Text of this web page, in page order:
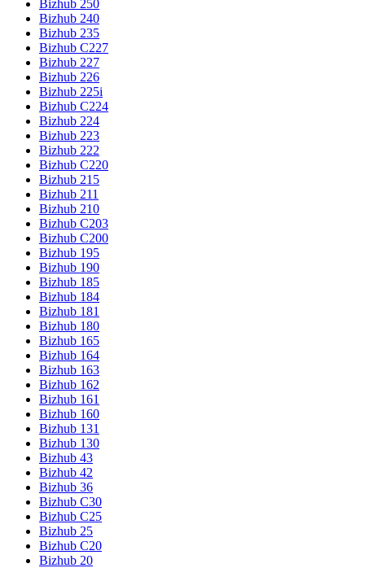
Bizhub 250
Bizhub 240
Bizhub 235
Bizhub C227
Bizhub 227
Bizhub 226
Bizhub 225i
Bizhub C224
Bizhub 224
Bizhub 223
Bizhub 222
Bizhub C220
Bizhub 215
Bizhub 211
Bizhub 210
Bizhub C203
Bizhub C200
Bizhub 195
Bizhub 190
Bizhub 185
Bizhub 184
Bizhub 181
Bizhub 180
Bizhub 165
Bizhub 164
Bizhub 163
Bizhub 162
Bizhub 161
Bizhub 160
Bizhub 131
Bizhub 130
Bizhub 43
Bizhub 42
Bizhub 36
Bizhub C30
Bizhub C25
Bizhub 25
Bizhub C20
Bizhub 20